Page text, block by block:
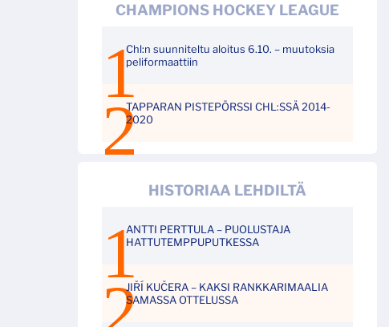
CHAMPIONS HOCKEY LEAGUE
Chl:n suunniteltu aloitus 6.10. – muutoksia
peliformaattiin
TAPPARAN PISTEPÖRSSI CHL:SSÄ 2014-
2020
HISTORIAA LEHDILTÄ
ANTTI PERTTULA – PUOLUSTAJA
HATTUTEMPPUPUTKESSA
JIŘÍ KUČERA – KAKSI RANKKARIMAALIA
SAMASSA OTTELUSSA